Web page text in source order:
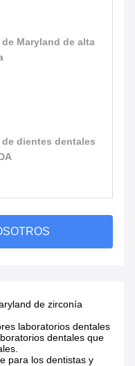
de Maryland de alta
de dientes dentales
A NOSOTROS
de zirconía
laboratorios dentales
dentales que
para los dentistas y